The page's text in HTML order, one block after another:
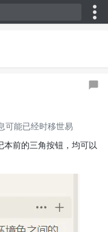
可能已经时移世易
前的三角按钮，均可以